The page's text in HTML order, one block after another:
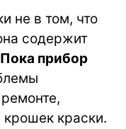
не в том, что
содержит
Пока прибор
крошек краски.